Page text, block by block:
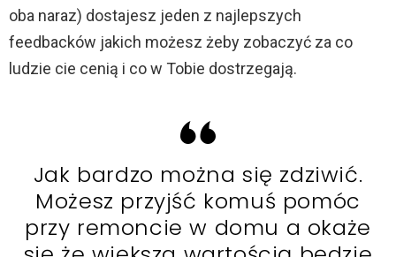
oba naraz) dostajesz jeden z najlepszych
feedbacków jakich możesz żeby zobaczyć za co
ludzie cie cenią i co w Tobie dostrzegają.
Jak bardzo można się zdziwić.
Możesz przyjść komuś pomóc
przy remoncie w domu a okaże